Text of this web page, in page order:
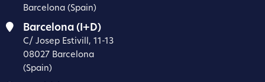
Barcelona (Spain)
Barcelona (I+D)
C/ Josep Estivill, 11-13
08027 Barcelona
(Spain)